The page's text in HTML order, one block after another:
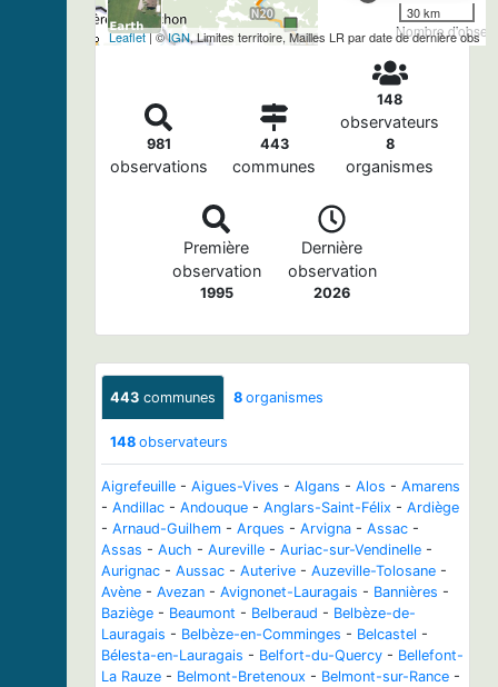
Nombre
30 km
Leaflet| ©IGN, Limites territoire, Mailles LR par date de dernière obs
981
observations
443
communes
148
observateurs
8
organismes
Première
observation
1995
Dernière
observation
2026
443 communes 8 organismes
148 observateurs
Aigrefeuille - Aigues-Vives - Algans - Alos - Amarens
- Andillac - Andouque - Anglars-Saint-Félix - Ardiège
- Arnaud-Guilhem - Arques - Arvigna - Assac -
Assas - Auch - Aureville - Auriac-sur-Vendinelle -
Aurignac - Aussac - Auterive - Auzeville-Tolosane -
Avène - Avezan - Avignonet-Lauragais - Bannières -
Baziège - Beaumont - Belberaud - Belbèze-de-
Lauragais - Belbèze-en-Comminges - Belcastel -
Bélesta-en-Lauragais - Belfort-du-Quercy - Bellefont-
La Rauze - Belmont-Bretenoux - Belmont-sur-Rance -